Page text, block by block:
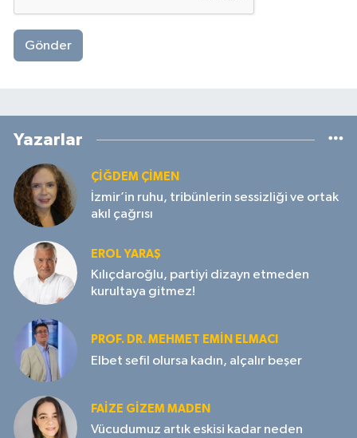
Gönder
Yazarlar
ÇIĞDEM ÇIMEN
İzmir’in ruhu, tribünlerin sessizliği ve ortak
akıl çağrısı
EROL YARAŞ
Kılıçdaroğlu, partiyi dizayn etmeden
kurultaya gitmez!
PROF. DR. MEHMET EMIN ELMACI
Elbet sefil olursa kadın, alçalır beşer
FAIZE GIZEM MADEN
Vücudumuz artık eskisi kadar neden